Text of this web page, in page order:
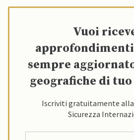
Vuoi
sempre
geografiche di
Iscriviti gratuitamente
Sicurezza